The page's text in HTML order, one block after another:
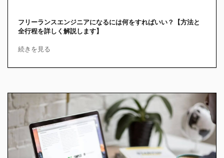
フリーランスエンジニアになるには何をすればいい？【方法と
全行程を詳しく解説します】
続きを見る